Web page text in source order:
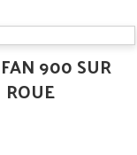
900 SUR
ROUE